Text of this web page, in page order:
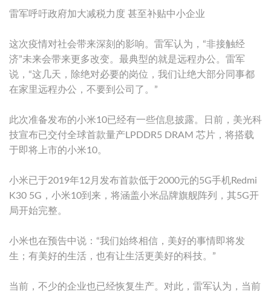
雷军呼吁政府加大减税力度 甚至补贴中小企业
这次疫情对社会带来深刻的影响。雷军认为，“非接触经
济”未来会带来更多改变。最典型的就是远程办公。雷军
说，“这几天，除绝对必要的岗位，我们让绝大部分同事都
在家里远程办公，不要到公司了。”
此次准备发布的小米10已经有一些信息披露。日前，美光科
技宣布已交付全球首款量产LPDDR5 DRAM 芯片，将搭载
于即将上市的小米10。
小米已于2019年12月发布首款低于2000元的5G手机Redmi
K30 5G，小米10到来，将涵盖小米品牌旗舰阵列，其5G开
局开始完整。
小米也在预告中说：“我们始终相信，美好的事情即将发
生；有美好的生活，也有让生活更美好的科技。”
当前，不少的企业也已经恢复生产。对此，雷军认为，当前